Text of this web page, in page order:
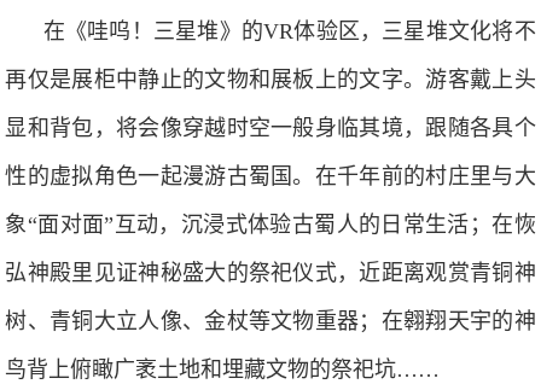
在《哇呜！三星堆》的VR体验区，三星堆文化将不
再仅是展柜中静止的文物和展板上的文字。游客戴上头
显和背包，将会像穿越时空一般身临其境，跟随各具个
性的虚拟角色一起漫游古蜀国。在千年前的村庄里与大
象“面对面”互动，沉浸式体验古蜀人的日常生活；在恢
弘神殿里见证神秘盛大的祭祀仪式，近距离观赏青铜神
树、青铜大立人像、金杖等文物重器；在翱翔天宇的神
鸟背上俯瞰广袤土地和埋藏文物的祭祀坑……